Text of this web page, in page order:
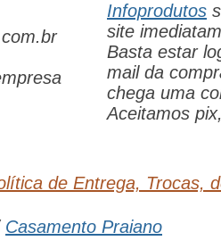
Infoprodutos
site
Basta estar
mail da
chega uma
Aceitamos
de Entrega, Trocas,
Casamento Praiano